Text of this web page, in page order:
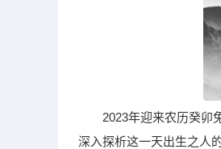
2023年迎来农历癸卯
深入探析这一天出生之人